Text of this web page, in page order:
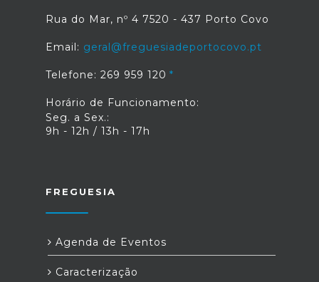
Rua do Mar, nº 4 7520 - 437 Porto Covo
Email: geral@freguesiadeportocovo.pt
Telefone: 269 959 120
Horário de Funcionamento:
Seg. a Sex.:
9h - 12h / 13h - 17h
FREGUESIA
Agenda de Eventos
Caracterização